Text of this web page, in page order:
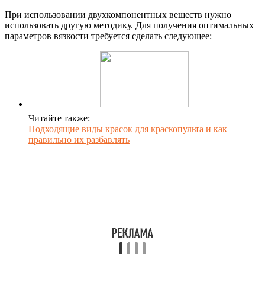
При использовании двухкомпонентных веществ нужно
использовать другую методику. Для получения оптимальных
параметров вязкости требуется сделать следующее:
Читайте также:
Подходящие виды красок для краскопульта и как
правильно их разбавлять